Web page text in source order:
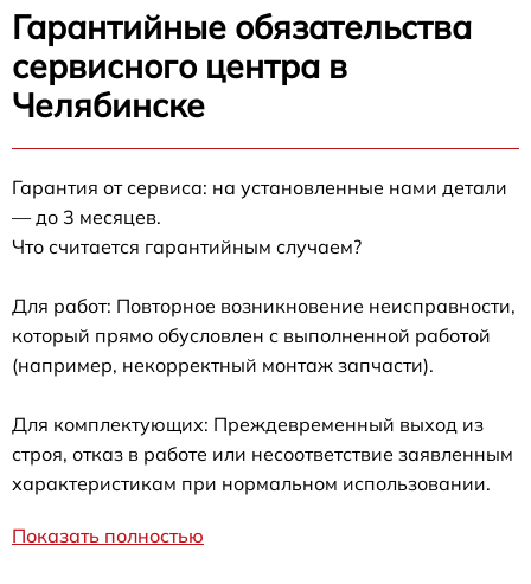
Гарантийные обязательства
сервисного центра в
Челябинске
Гарантия от сервиса: на установленные нами детали
— до 3 месяцев.
Что считается гарантийным случаем?
Для работ: Повторное возникновение неисправности,
который прямо обусловлен с выполненной работой
(например, некорректный монтаж запчасти).
Для комплектующих: Преждевременный выход из
строя, отказ в работе или несоответствие заявленным
характеристикам при нормальном использовании.
Показать полностью